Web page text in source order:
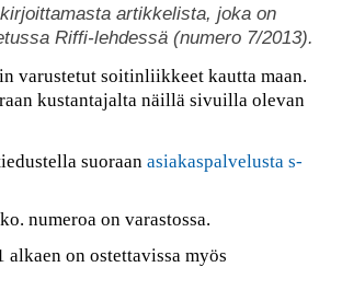
artikkelista, joka on
Riffi-lehdessä (numero 7/2013).
varustetut soitinliikkeet kautta maan.
kustantajalta näillä sivuilla olevan
suoraan asiakaspalvelusta s-
numeroa on varastossa.
on ostettavissa myös